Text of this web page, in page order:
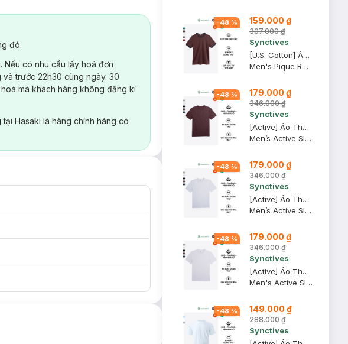
đó.
có nhu cầu lấy hoá đơn
trước 22h30 cùng ngày. 30
mà khách hàng không đăng kí
Hasaki là hàng chính hãng có
-48 % 159.000 ₫
307.000 ₫
Synctives
[U.S. Cotton] Áo Thun Nam Synctives Regular Fit, Nâu Cà Phê, M - CMTS0027
Men's Pique Regular Fit T-shirt
-48 % 179.000 ₫
346.000 ₫
Synctives
[Active] Áo Thun Nam Synctives In Phản Quang Slim Fit, Nâu Chocolate, XL - SMTS0005
Men’s Active Slim Fit Reflective Print T-Shirt
-48 % 179.000 ₫
346.000 ₫
Synctives
[Active] Áo Thun Nam Synctives In Phản Quang Slim Fit, Xám Army, M - SMTS0005
Men’s Active Slim Fit Reflective Print T-Shirt
-48 % 179.000 ₫
346.000 ₫
Synctives
[Active] Áo Thun Nam Synctives Slim Fit, Xám Army, M - SMTS0007
Men's Active Slim Fit T-shirt
-48 % 149.000 ₫
288.000 ₫
Synctives